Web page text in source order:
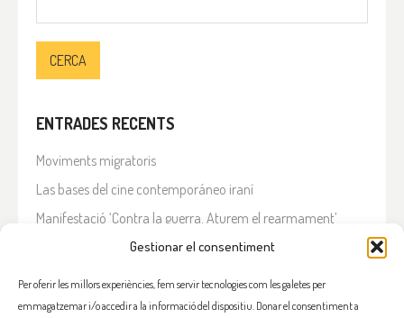
Gestionar el consentiment
Per oferir les millors experiències, fem servir tecnologies com les galetes per
emmagatzemar i/o accedir a la informació del dispositiu. Donar el consentiment a
ENTRADES RECENTS
Moviments migratoris
Las bases del cine contemporáneo iraní
Manifestació ‘Contra la guerra. Aturem el rearmament’
En solidaritat amb el Líban
Què està passant a l’Iran?